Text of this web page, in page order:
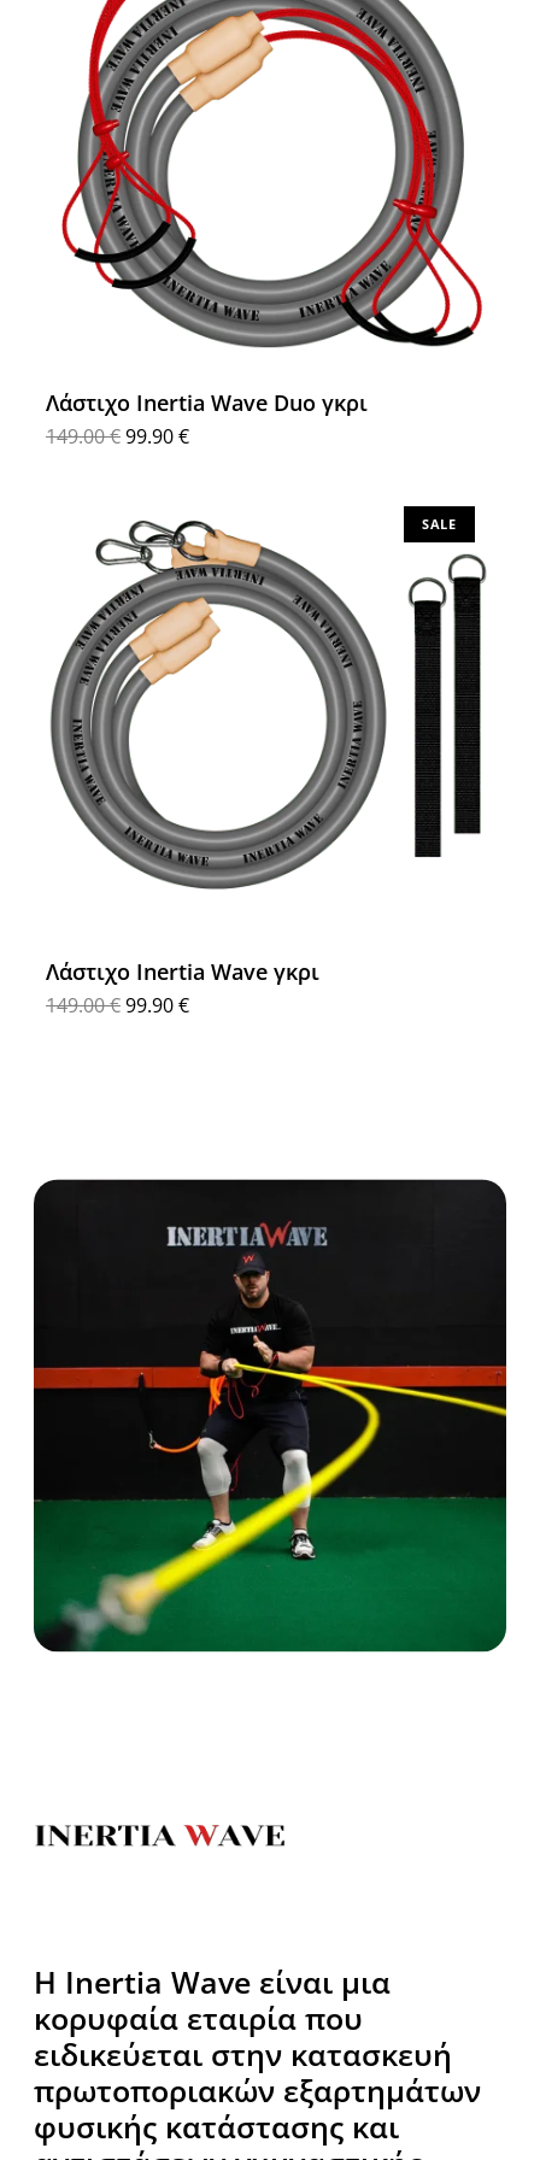
Λάστιχο Inertia Wave Duo γκρι
149.00€99.90€
SALE
Λάστιχο Inertia Wave γκρι
149.00€99.90€
Η Inertia Wave είναι μια
κορυφαία εταιρία που
ειδικεύεται στην κατασκευή
πρωτοποριακών εξαρτημάτων
φυσικής κατάστασης και